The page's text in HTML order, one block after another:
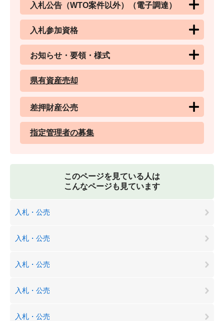
入札公告（WTO案件以外）（電子調達）
入札参加資格
お知らせ・要領・様式
県有資産売却
差押財産公売
指定管理者の募集
このページを見ている人は
こんなページも見ています
入札・公売
入札・公売
入札・公売
入札・公売
入札・公売